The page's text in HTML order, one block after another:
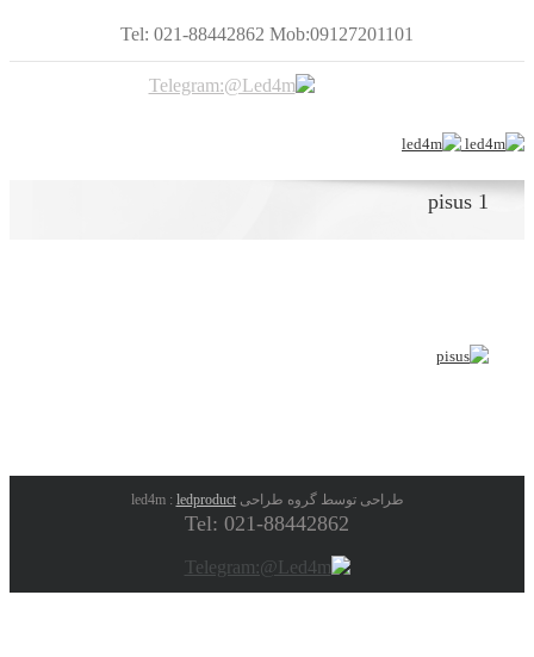
Tel: 021-88442862 Mob:09127201101
pisus 1
طراحی توسط گروه طراحی led4m :ledproduct
Tel: 021-88442862